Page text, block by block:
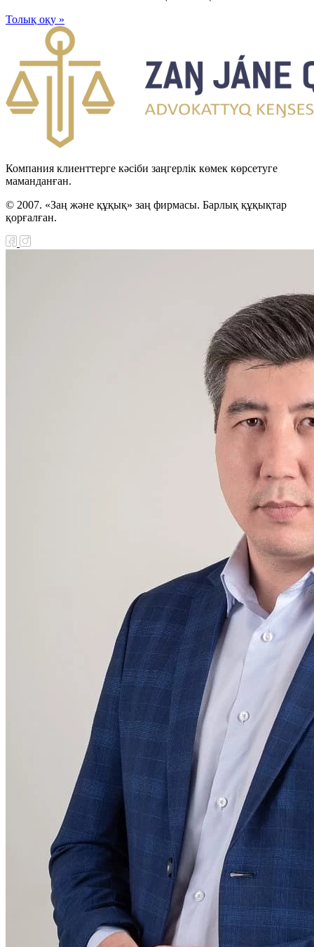
Толық оқу »
Компания клиенттерге кәсіби заңгерлік көмек көрсетуге
маманданған.
© 2007. «Заң және құқық» заң фирмасы. Барлық құқықтар
қорғалған.